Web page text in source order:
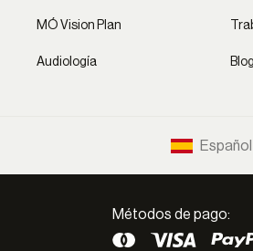
MÓ Vision Plan
Audiología
Español
Métodos de pago: